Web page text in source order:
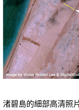
渚碧島的細部高清照片